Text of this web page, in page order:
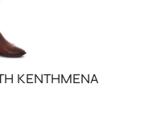
ΚΕΝΤΗΜΕΝΑ